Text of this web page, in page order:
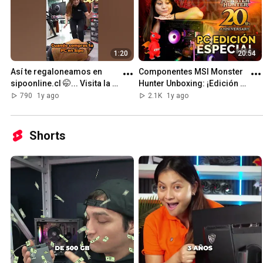
1:20
Así te regaloneamos en
sipoonline.cl 🤭... Visita la
web🫶 #pcarmadas
790 1y ago
20:54
Componentes MSI Monster
Hunter Unboxing: ¡Edición
Limitada 20º Aniversario! 🐉
2.1K 1y ago
Shorts